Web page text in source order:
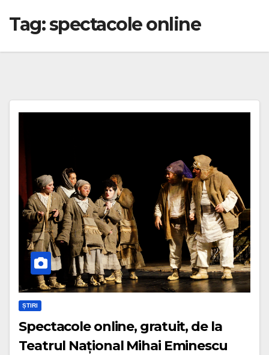
Tag:spectacole online
ȘTIRI
Spectacole online, gratuit, de la
Teatrul Național Mihai Eminescu